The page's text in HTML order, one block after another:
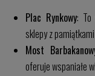
Plac Rynkowy: To
sklepy z
Most
oferuje wspaniałe